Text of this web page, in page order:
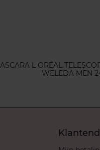
L ORÉAL
WELEDA MEN